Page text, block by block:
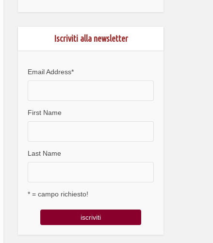
Iscriviti alla newsletter
Email Address*
First Name
Last Name
* = campo richiesto!